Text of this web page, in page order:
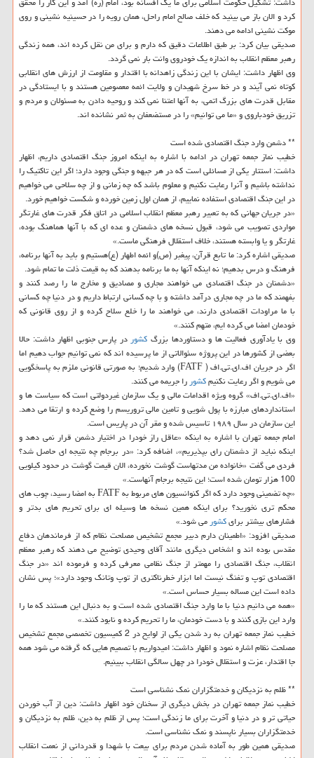
كرد و الان باز می بینید كه خلف صالح امام راحل، همان رویه را در حسینیه نشینی و روی
موكت نشینی ادامه می دهند.
صدیقی بیان كرد: بر طبق اطلاعات دقیق كه دارم و برای من نقل كرده اند، همه زندگی
رهبر معظم انقلاب به اندازه یك خودروی وانت بار نمی گردد.
وی اظهار داشت: ایشان با این زندگی زاهدانه با اقتدار و مقاومت از ارزش های انقلابی
كوتاه نمی آیند و در خط سرخ شهیدان و ولایت ائمه معصومین هستند و با ایستادگی در
مقابل قدرت های بزرگ اتمی، به آنها اعتنا نمی كند و روحیه دادن به مسئولان و مردم و
تزریق خودباروی و «ما می توانیم» را در مستضعفان به ثمر نشانده اند.
** دشمن وارد جنگ اقتصادی شده است
خطیب نماز جمعه تهران در ادامه با اشاره به اینكه امروز جنگ اقتصادی داریم، اظهار
داشت: استتار یكی از مسائلی است كه در هر جبهه و جنگی وجود دارد؛ اگر این تاكتیك را
نداشته باشیم و آنرا رعایت نكنیم و معلوم باشد كه چه زمانی و از چه سلاحی می خواهیم
در این جنگ اقتصادی استفاده نماییم، از همان اول زمین خورده و شكست خواهیم خورد.
«در جریان جهانی كه به تعبیر رهبر معظم انقلاب اسلامی در اتاق فكر قدرت های غارتگر
مواردی تصویب می شود، قبول نسخه های دشمنان و عده ای كه با آنها هماهنگ بوده،
غارتگر و یا وابسته هستند، خلاف استقلال فرهنگی ماست.»
صدیقی اشاره كرد: ما تابع قرآن، پیغبر (ص)و ائمه اطهار (ع)هستیم و باید به آنها برنامه،
فرهنگ و درس بدهیم؛ نه اینكه آنها به ما برنامه بدهند كه به قیمت ذلت ما تمام شود.
«دشمنان در جنگ اقتصادی می خواهند مجاری و مصادیق و مخارج ما را رصد كنند و
بفهمند كه ما در چه مجاری درآمد داشته و با چه كسانی ارتباط داریم و در دنیا چه كسانی
با ما مراودات اقتصادی دارند، می خواهند ما را خلع سلاح كرده و از روی قانونی كه
خودمان امضا می كرده ایم، متهم كنند.»
وی با یادآوری فعالیت ها و دستاوردها بزرگ كشوردر پارس جنوبی اظهار داشت: حالا
بعضی از كشورها در این پروژه سئوالاتی از ما پرسیده اند كه نمی توانیم جواب دهیم اما
اگر در جریان اف.ای.تی.اف ( FATF) وارد شدیم؛ به صورتی قانونی ملزم به پاسخگویی
می شویم و اگر رعایت نكنیمكشوررا جریمه می كنند.
«اف.ای.تی.اف» گروه ویژه اقدامات مالی و یك سازمان غیردولتی است كه سیاست ها و
استانداردهای مبارزه با پول شویی و تامین مالی تروریسم را وضع كرده و ارتقا می دهد.
این سازمان در سال ۱۹۸۹ تاسیس شده و مقر آن در پاریس است.
امام جمعه تهران با اشاره به اینكه «عاقل راز خودرا در اختیار دشمن قرار نمی دهد و
اینكه نباید از دشمنان رای بپذیریم»، اضافه كرد: «در برجام چه نتیجه ای حاصل شد؟
فردی می گفت «خانواده من مدتهاست گوشت نخورده، الان قیمت گوشت در حدود كیلویی
100 هزار تومان شده است؛ این نتیجه برجام آنهاست.»
«چه تضمینی وجود دارد كه اگر كنوانسیون های مربوط به FATF به امضا رسید، چوب های
محكم تری نخورید؟ برای اینكه همین نسخه ها وسیله ای برای تحریم های بدتر و
فشارهای بیشتر برایكشورمی شود.»
صدیقی افزود: «اطمینان دارم دبیر مجمع تشخیص مصلحت نظام كه از فرماندهان دفاع
مقدس بوده اند و اشخاص دیگری مانند آقای وحیدی توضیح می دهند كه رهبر معظم
انقلاب، جنگ اقتصادی را مهمتر از جنگ نظامی معرفی كرده و فرموده اند «در جنگ
اقتصادی توپ و تفنگ نیست اما ابزار خطرناكتری از توپ وتانك وجود دارد»؛ پس نشان
داده است این مساله بسیار حساس است.»
«همه می دانیم دنیا با ما وارد جنگ اقتصادی شده است و به دنبال این هستند كه ما را
وارد این بازی كنند و با دست خودمان، ما را تحریم كرده و نابود كنند.»
خطیب نماز جمعه تهران به رد شدن یكی از لوایح در 2 كمیسیون تخصصی مجمع تشخیص
مصلحت نظام اشاره نمود و اظهار داشت: امیدواریم با تصمیم هایی كه گرفته می شود همه
جا اقتدار، عزت و استقلال خودرا در چهل سالگی انقلاب ببینیم.
** ظلم به نزدیكان و خدمتگزاران نمك نشناسی است
خطیب نماز جمعه تهران در بخش دیگری از سخنان خود اظهار داشت: دین از آب خوردن
حیاتی تر و در دنیا و آخرت برای ما زندگی است؛ پس از ظلم به دین، ظلم به نزدیكان و
خدمتگزاران بسیار ناپسند و نمك نشناسی است.
صدیقی همین طور به آماده شدن مردم برای بیعت با شهدا و قدردانی از نعمت انقلاب